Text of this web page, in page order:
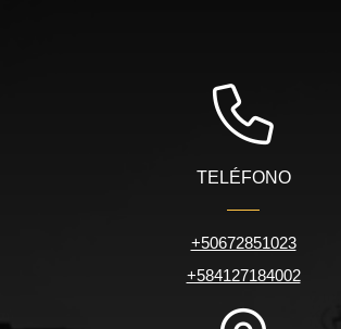
TELÉFONO
+50672851023
+584127184002